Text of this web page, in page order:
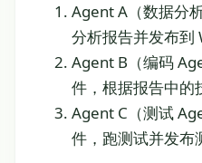
Agent A（数据分
分析报告并发布到
Agent B（编码
件，根据报告中的
Agent C（测试
件，跑测试并发布